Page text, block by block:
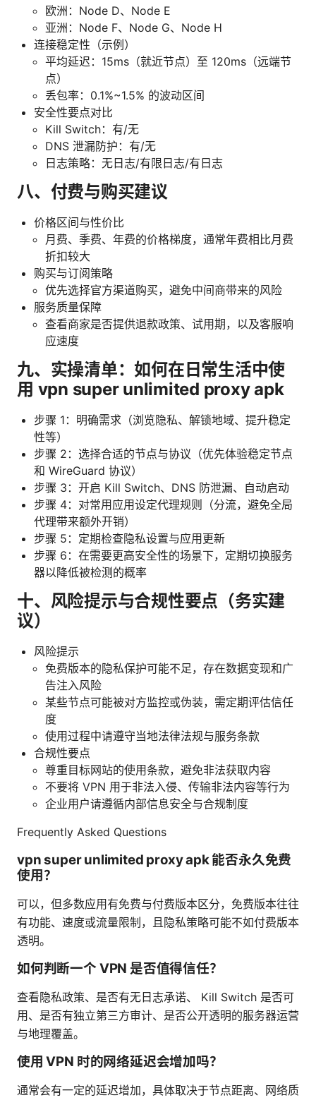
欧洲：Node D、Node E
亚洲：Node F、Node G、Node H
连接稳定性（示例）
平均延迟：15ms（就近节点）至 120ms（远端节
点）
丢包率：0.1%~1.5% 的波动区间
安全性要点对比
Kill Switch：有/无
DNS 泄漏防护：有/无
日志策略：无日志/有限日志/有日志
八、付费与购买建议
价格区间与性价比
月费、季费、年费的价格梯度，通常年费相比月费
折扣较大
购买与订阅策略
优先选择官方渠道购买，避免中间商带来的风险
服务质量保障
查看商家是否提供退款政策、试用期，以及客服响
应速度
九、实操清单：如何在日常生活中使
用 vpn super unlimited proxy apk
步骤 1：明确需求（浏览隐私、解锁地域、提升稳定
性等）
步骤 2：选择合适的节点与协议（优先体验稳定节点
和 WireGuard 协议）
步骤 3：开启 Kill Switch、DNS 防泄漏、自动启动
步骤 4：对常用应用设定代理规则（分流，避免全局
代理带来额外开销）
步骤 5：定期检查隐私设置与应用更新
步骤 6：在需要更高安全性的场景下，定期切换服务
器以降低被检测的概率
十、风险提示与合规性要点（务实建
议）
风险提示
免费版本的隐私保护可能不足，存在数据变现和广
告注入风险
某些节点可能被对方监控或伪装，需定期评估信任
度
使用过程中请遵守当地法律法规与服务条款
合规性要点
尊重目标网站的使用条款，避免非法获取内容
不要将 VPN 用于非法入侵、传输非法内容等行为
企业用户请遵循内部信息安全与合规制度
Frequently Asked Questions
vpn super unlimited proxy apk 能否永久免费
使用？
可以，但多数应用有免费与付费版本区分，免费版本往往
有功能、速度或流量限制，且隐私策略可能不如付费版本
透明。
如何判断一个 VPN 是否值得信任？
查看隐私政策、是否有无日志承诺、 Kill Switch 是否可
用、是否有独立第三方审计、是否公开透明的服务器运营
与地理覆盖。
使用 VPN 时的网络延迟会增加吗？
通常会有一定的延迟增加，具体取决于节点距离、网络质